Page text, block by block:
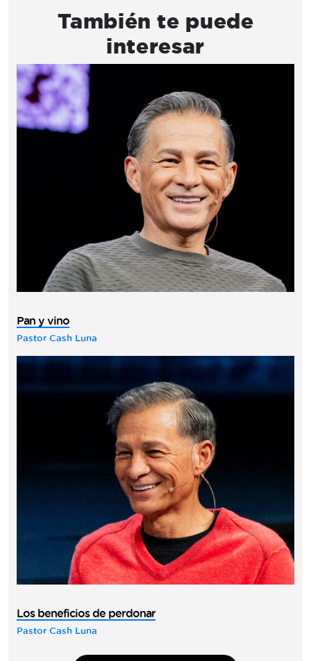
También te puede
interesar
Pan y vino
Pastor Cash Luna
Los beneficios de perdonar
Pastor Cash Luna